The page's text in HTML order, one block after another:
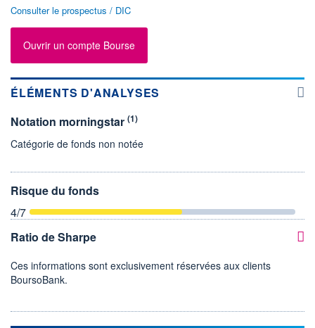
Consulter le prospectus / DIC
Ouvrir un compte Bourse
ÉLÉMENTS D'ANALYSES
Notation morningstar (1)
Catégorie de fonds non notée
Risque du fonds
4/7
Ratio de Sharpe
Ces informations sont exclusivement réservées aux clients
BoursoBank.